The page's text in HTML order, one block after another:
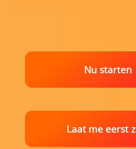
Nu starten
Laat me eerst